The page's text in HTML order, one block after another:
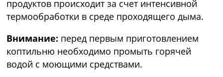
продуктов происходит за счет интенсивной
термообработки в среде проходящего дыма.
Внимание: перед первым приготовлением
коптильню необходимо промыть горячей
водой с моющими средствами.